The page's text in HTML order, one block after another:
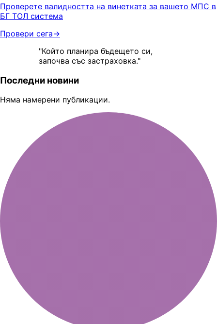
Проверете валидността на винетката за вашето МПС в
БГ ТОЛ система
Провери сега→
"Който планира бъдещето си,
започва със застраховка."
Последни новини
Няма намерени публикации.